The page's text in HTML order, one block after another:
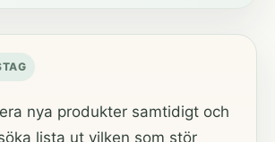
nya produkter samtidigt och
lista ut vilken som stör